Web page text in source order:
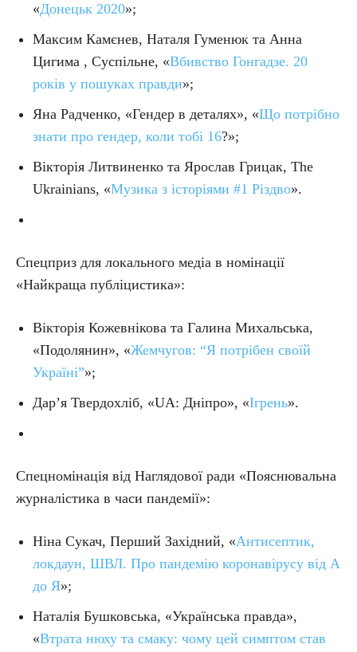
«Донецьк 2020»;
Максим Камєнев, Наталя Гуменюк та Анна
Цигима , Суспільне, «Вбивство Гонгадзе. 20
років у пошуках правди»;
Яна Радченко, «Гендер в деталях», «Що потрібно
знати про гендер, коли тобі 16?»;
Вікторія Литвиненко та Ярослав Грицак, The
Ukrainians, «Музика з історіями #1 Різдво».
Спецприз для локального медіа в номінації
«Найкраща публіцистика»:
Вікторія Кожевнікова та Галина Михальська,
«Подолянин», «Жемчугов: “Я потрібен своїй
Україні”»;
Дар’я Твердохліб, «UA: Дніпро», «Ігрень».
Спецномінація від Наглядової ради «Пояснювальна
журналістика в часи пандемії»:
Ніна Сукач, Перший Західний, «Антисептик,
локдаун, ШВЛ. Про пандемію коронавірусу від А
до Я»;
Наталiя Бушковська, «Українська правда»,
«Втрата нюху та смаку: чому цей симптом став